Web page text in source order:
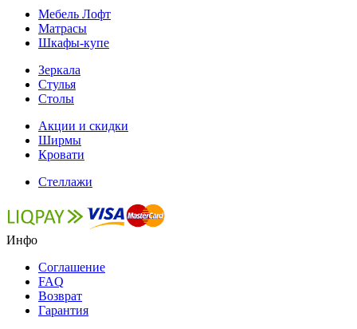
Мебель Лофт
Матрасы
Шкафы-купе
Зеркала
Стулья
Столы
Акции и скидки
Ширмы
Кровати
Стеллажи
Инфо
Соглашение
FAQ
Возврат
Гарантия